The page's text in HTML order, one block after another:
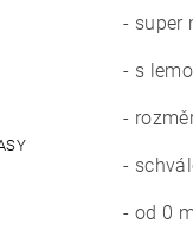
- super
- s
-
-
- od 0